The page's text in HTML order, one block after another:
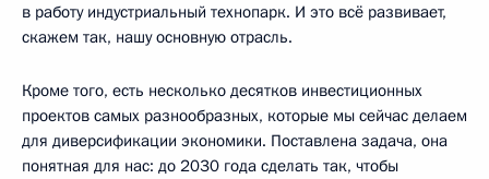
в работу индустриальный технопарк. И это всё развивает,
скажем так, нашу основную отрасль.
Кроме того, есть несколько десятков инвестиционных
проектов самых разнообразных, которые мы сейчас делаем
для диверсификации экономики. Поставлена задача, она
понятная для нас: до 2030 года сделать так, чтобы